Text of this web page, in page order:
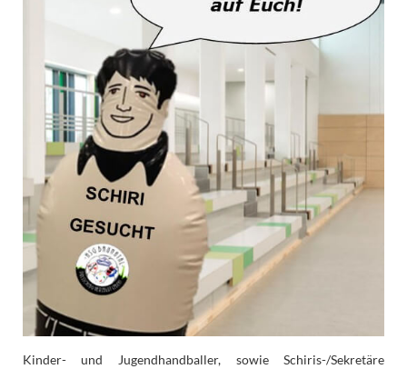
Kinder- und Jugendhandballer, sowie Schiris-/Sekretäre